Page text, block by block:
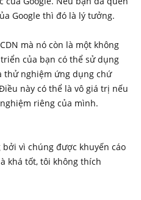
Google thì đó là lý tưởng.
mà nó còn là một không
của bạn có thể sử dụng
thử nghiệm ứng dụng chứ
này có thể là vô giá trị nếu
riêng của mình.
vì chúng được khuyến cáo
khá tốt, tôi không thích